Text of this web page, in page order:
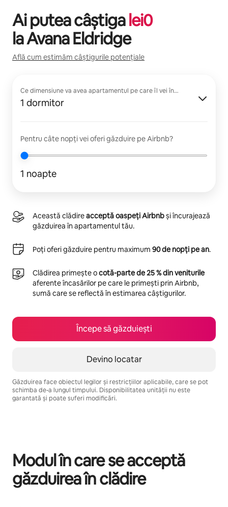
Ai putea câștigalei0
laAvana Eldridge
Află cum estimăm câștigurile potențiale
Ce dimensiune va avea apartamentul pe care îl vei închiria?
1 dormitor
Pentru câte nopți vei oferi găzduire pe Airbnb?
1 noapte
Această clădireacceptă oaspeți Airbnbși încurajează
găzduirea în apartamentul tău.
Poți oferi găzduire pentru maximum 90 de nopți pe an.
Clădirea primește ocotă-parte de 25 % din veniturile
aferente încasărilor pe care le primești prin Airbnb,
sumă care se reflectă în estimarea câștigurilor.
Începe să găzduiești
Devino locatar
Găzduirea face obiectul legilor și restricțiilor aplicabile, care se pot
schimba de-a lungul timpului. Disponibilitatea unității nu este
garantată și poate suferi modificări.
Modul în care se acceptă
găzduirea în clădire